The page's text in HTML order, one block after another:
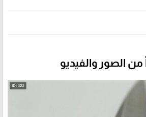
من الصور والفيديو